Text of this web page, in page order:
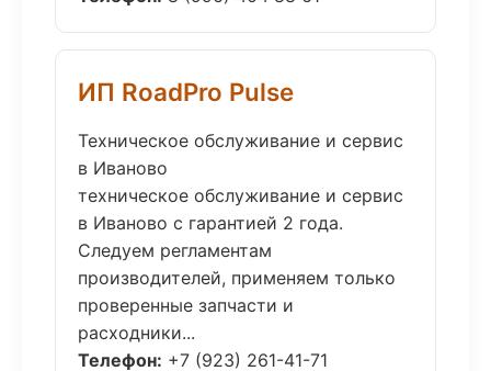
ИП RoadPro Pulse
Техническое обслуживание и сервис
в Иваново
техническое обслуживание и сервис
в Иваново с гарантией 2 года.
Следуем регламентам
производителей, применяем только
проверенные запчасти и
расходники...
Телефон: +7 (923) 261-41-71